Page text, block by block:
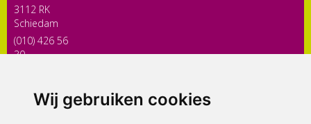
Wij gebruiken cookies
3112 RK
Schiedam
(010) 426 56
30
ONDERDEEL VAN